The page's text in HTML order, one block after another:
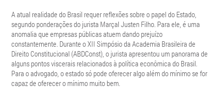
A atual realidade do Brasil requer reflexões sobre o papel do Estado,
segundo ponderações do jurista Marçal Justen Filho. Para ele, é uma
anomalia que empresas públicas atuem dando prejuízo
constantemente. Durante o XII Simpósio da Academia Brasileira de
Direito Constitucional (ABDConst), o jurista apresentou um panorama de
alguns pontos viscerais relacionados à política econômica do Brasil.
Para o advogado, o estado só pode oferecer algo além do mínimo se for
capaz de oferecer o mínimo muito bem.